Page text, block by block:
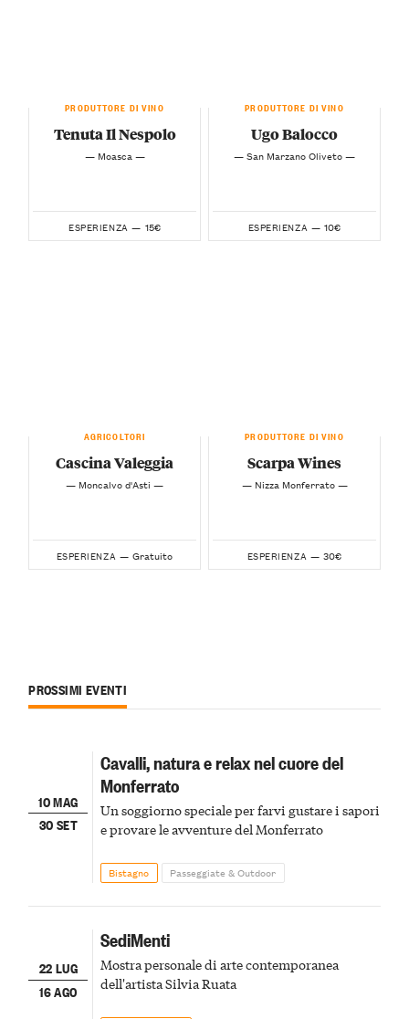
PRODUTTORE DI VINO
Tenuta Il Nespolo
— Moasca —
ESPERIENZA — 15€
PRODUTTORE DI VINO
Ugo Balocco
— San Marzano Oliveto —
ESPERIENZA — 10€
AGRICOLTORI
Cascina Valeggia
— Moncalvo d'Asti —
ESPERIENZA — Gratuito
PRODUTTORE DI VINO
Scarpa Wines
— Nizza Monferrato —
ESPERIENZA — 30€
PROSSIMI EVENTI
10 MAG
30 SET
Cavalli, natura e relax nel cuore del
Monferrato
Un soggiorno speciale per farvi gustare i sapori
e provare le avventure del Monferrato
Bistagno Passeggiate & Outdoor
22 LUG
16 AGO
SediMenti
Mostra personale di arte contemporanea
dell'artista Silvia Ruata